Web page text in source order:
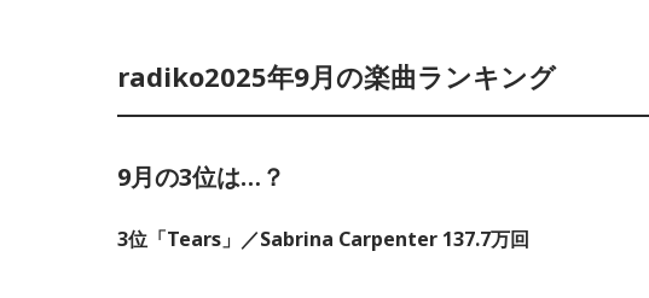
radiko2025年9月の楽曲ランキング
9月の3位は…？
3位「Tears」／Sabrina Carpenter 137.7万回